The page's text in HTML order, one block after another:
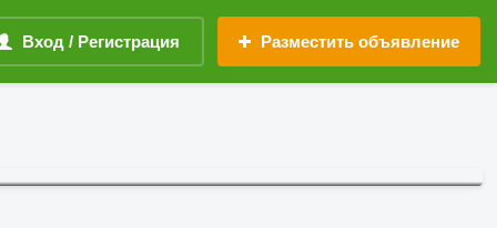
Вход / Регистрация Разместить объявление